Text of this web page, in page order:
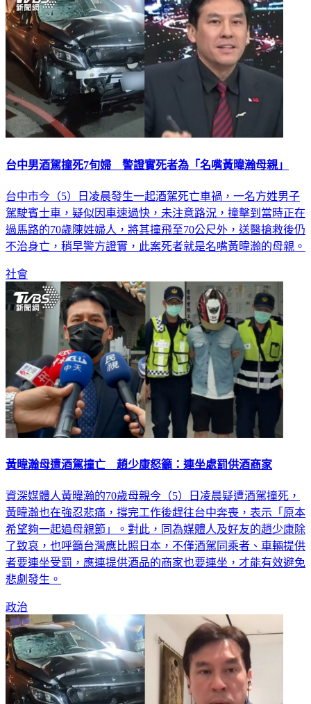
台中男酒駕撞死7旬婦 警證實死者為「名嘴黃暐瀚母親」
台中市今（5）日凌晨發生一起酒駕死亡車禍，一名方姓男子
駕駛賓士車，疑似因車速過快，未注意路況，撞擊到當時正在
過馬路的70歲陳姓婦人，將其撞飛至70公尺外，送醫搶救後仍
不治身亡，稍早警方證實，此案死者就是名嘴黃暐瀚的母親。
社會
黃暐瀚母遭酒駕撞亡 趙少康怒籲：連坐處罰供酒商家
資深媒體人黃暐瀚的70歲母親今（5）日凌晨疑遭酒駕撞死，
黃暐瀚也在強忍悲痛，撐完工作後趕往台中奔喪，表示「原本
希望夠一起過母親節」。對此，同為媒體人及好友的趙少康除
了致哀，也呼籲台灣應比照日本，不僅酒駕同乘者、車輛提供
者要連坐受罰，應連提供酒品的商家也要連坐，才能有效避免
悲劇發生。
政治